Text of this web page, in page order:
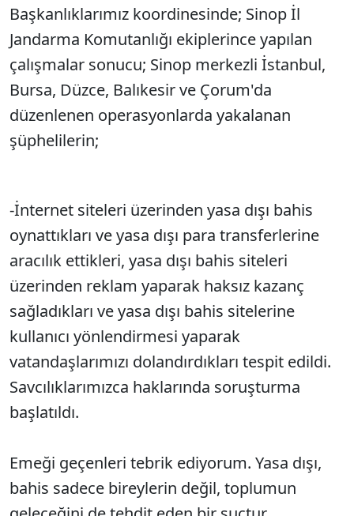
Başkanlıklarımız koordinesinde; Sinop İl
Jandarma Komutanlığı ekiplerince yapılan
çalışmalar sonucu; Sinop merkezli İstanbul,
Bursa, Düzce, Balıkesir ve Çorum'da
düzenlenen operasyonlarda yakalanan
şüphelilerin;
-İnternet siteleri üzerinden yasa dışı bahis
oynattıkları ve yasa dışı para transferlerine
aracılık ettikleri, yasa dışı bahis siteleri
üzerinden reklam yaparak haksız kazanç
sağladıkları ve yasa dışı bahis sitelerine
kullanıcı yönlendirmesi yaparak
vatandaşlarımızı dolandırdıkları tespit edildi.
Savcılıklarımızca haklarında soruşturma
başlatıldı.
Emeği geçenleri tebrik ediyorum. Yasa dışı,
bahis sadece bireylerin değil, toplumun